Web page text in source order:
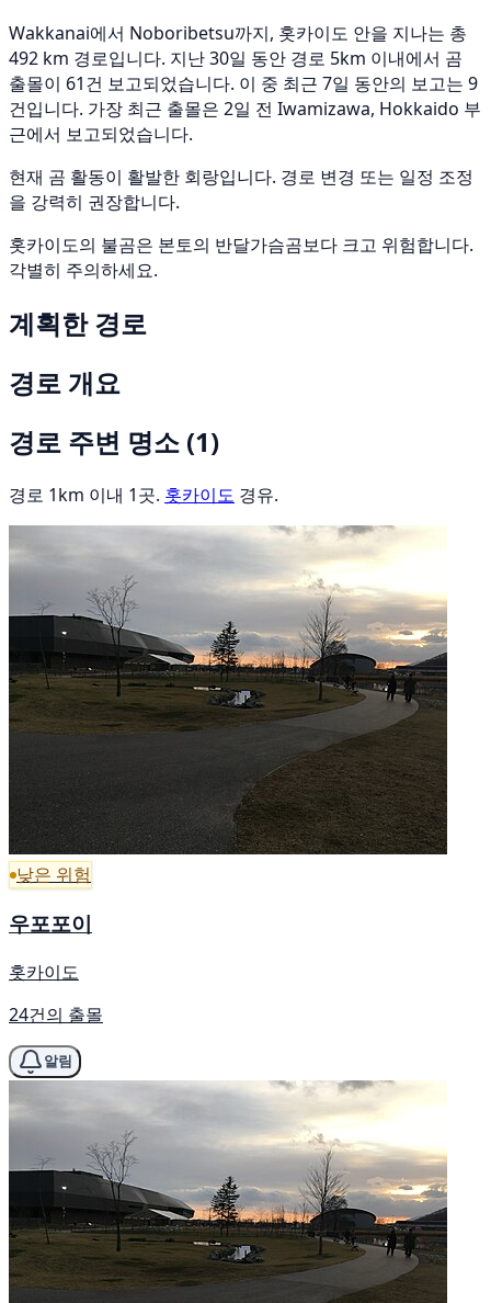
Wakkanai에서 Noboribetsu까지, 홋카이도 안을 지나는 총
492 km 경로입니다. 지난 30일 동안 경로 5km 이내에서 곰
출몰이 61건 보고되었습니다. 이 중 최근 7일 동안의 보고는 9
건입니다. 가장 최근 출몰은 2일 전 Iwamizawa, Hokkaido 부
근에서 보고되었습니다.
현재 곰 활동이 활발한 회랑입니다. 경로 변경 또는 일정 조정
을 강력히 권장합니다.
홋카이도의 불곰은 본토의 반달가슴곰보다 크고 위험합니다.
각별히 주의하세요.
계획한 경로
경로 개요
경로 주변 명소 (1)
경로 1km 이내 1곳. 홋카이도 경유.
낮은 위험
우포포이
홋카이도
24건의 출몰
알림